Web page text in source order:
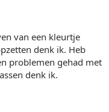
van een kleurtje
denk ik. Heb
problemen gehad met
denk ik.